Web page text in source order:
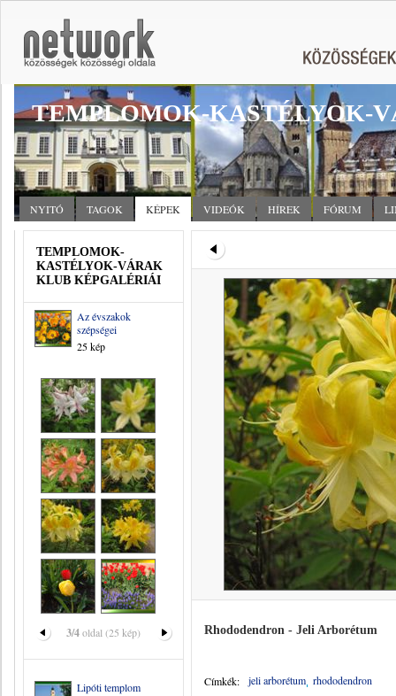
TEMPLOMOK-KASTÉLYOK-
NYITÓ TAGOK KÉPEK VIDEÓK HÍREK FÓRUM
TEMPLOMOK-
KASTÉLYOK-VÁRAK
KLUB KÉPGALÉRIÁI
Az évszakok
szépségei
25 kép
3/4oldal (25 kép)
Lipóti templom
Rhododendron - Jeli Arborétum
Címkék: jeli arborétum rhododendron